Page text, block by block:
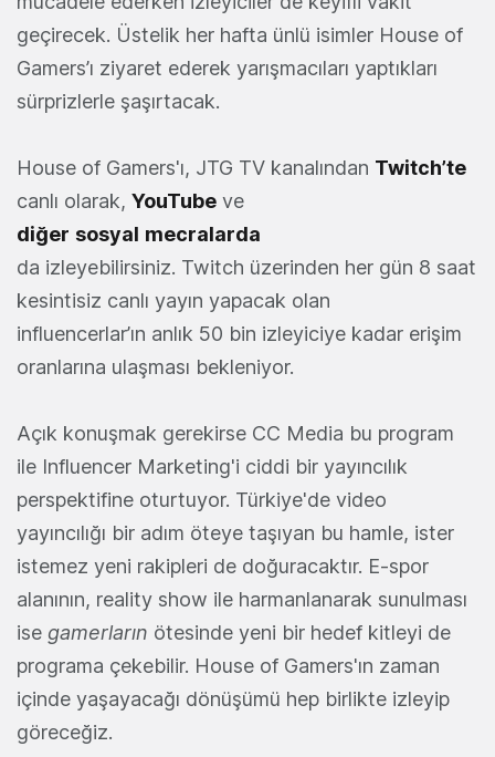
geçirecek. Üstelik her hafta ünlü isimler House of
Gamers’ı ziyaret ederek yarışmacıları yaptıkları
sürprizlerle şaşırtacak.
House of Gamers'ı, JTG TV kanalından Twitch’te
canlı olarak, YouTube ve
diğer sosyal mecralarda
da izleyebilirsiniz. Twitch üzerinden her gün 8 saat
kesintisiz canlı yayın yapacak olan
influencerlar’ın anlık 50 bin izleyiciye kadar erişim
oranlarına ulaşması bekleniyor.
Açık konuşmak gerekirse CC Media bu program
ile Influencer Marketing'i ciddi bir yayıncılık
perspektifine oturtuyor. Türkiye'de video
yayıncılığı bir adım öteye taşıyan bu hamle, ister
istemez yeni rakipleri de doğuracaktır. E-spor
alanının, reality show ile harmanlanarak sunulması
ise gamerların ötesinde yeni bir hedef kitleyi de
programa çekebilir. House of Gamers'ın zaman
içinde yaşayacağı dönüşümü hep birlikte izleyip
göreceğiz.